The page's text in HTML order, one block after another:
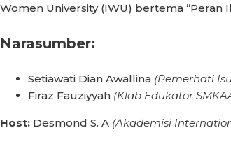
Women University (IWU) bertema “Peran
Narasumber:
Setiawati Dian Awallina (Pemerhati
Firaz Fauziyyah (Klab Edukator
Host: Desmond S. A (Akademisi